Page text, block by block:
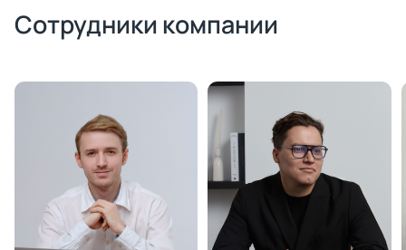
Сотрудники компании